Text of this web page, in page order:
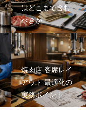
はどこまで含む
べきか
焼肉店 客席レイ
アウト 最適化の
実務ポイント